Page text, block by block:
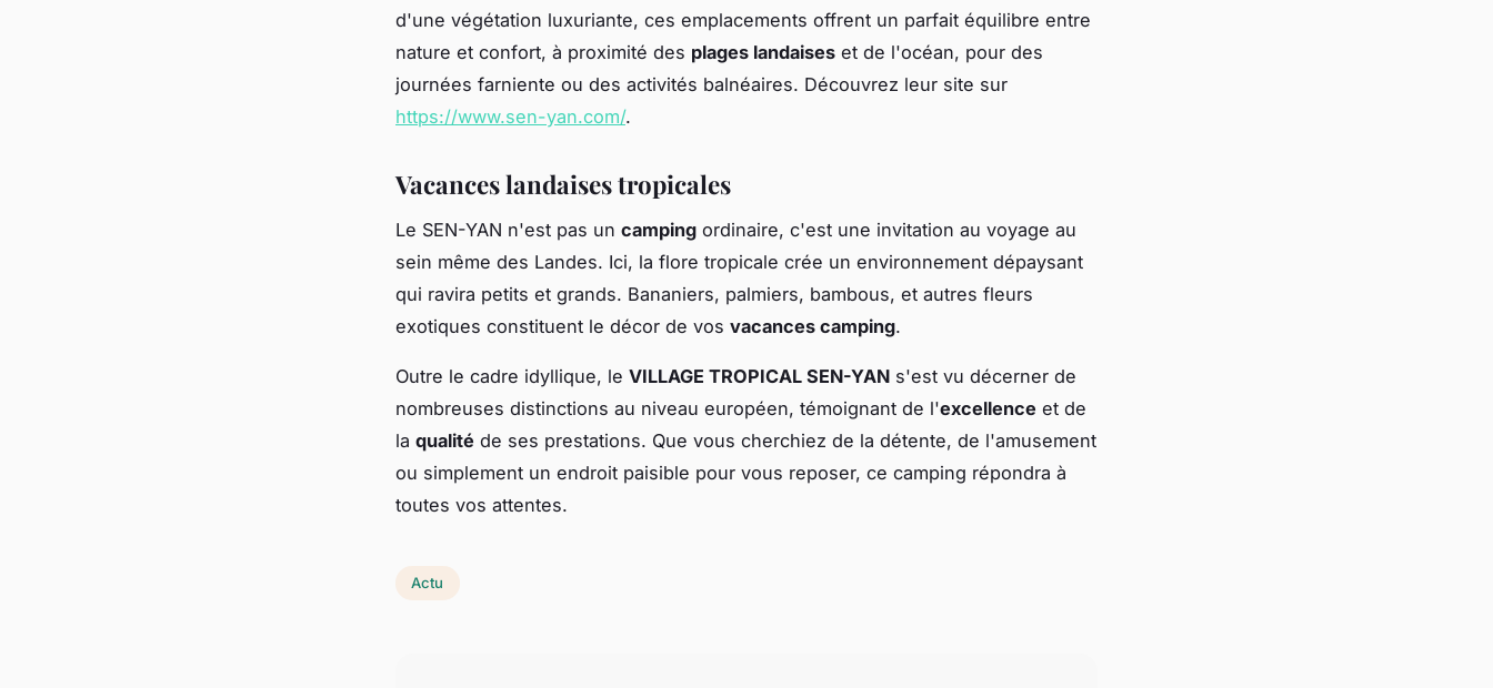
d'une végétation luxuriante, ces emplacements offrent un parfait équilibre entre
nature et confort, à proximité des plages landaises et de l'océan, pour des
journées farniente ou des activités balnéaires. Découvrez leur site sur
https://www.sen-yan.com/.
Vacances landaises tropicales
Le SEN-YAN n'est pas un camping ordinaire, c'est une invitation au voyage au
sein même des Landes. Ici, la flore tropicale crée un environnement dépaysant
qui ravira petits et grands. Bananiers, palmiers, bambous, et autres fleurs
exotiques constituent le décor de vos vacances camping.
Outre le cadre idyllique, le VILLAGE TROPICAL SEN-YAN s'est vu décerner de
nombreuses distinctions au niveau européen, témoignant de l'excellence et de
la qualité de ses prestations. Que vous cherchiez de la détente, de l'amusement
ou simplement un endroit paisible pour vous reposer, ce camping répondra à
toutes vos attentes.
Actu